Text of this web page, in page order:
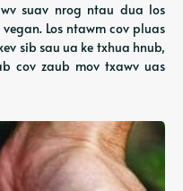
suav nrog ntau dua los
Los ntawm cov pluas
sib sau ua ke txhua hnub,
cov zaub mov txawv uas